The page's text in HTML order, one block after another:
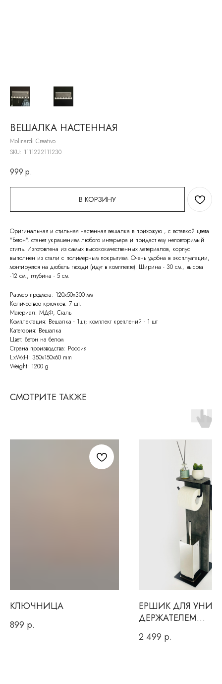
ВЕШАЛКА НАСТЕННАЯ
Molinardi Creativo
SKU: 1111222111230
999 р.
В КОРЗИНУ
Оригинальная и стильная настенная вешалка в прихожую , с вставкой цвета
"Бетон", станет украшением любого интерьера и придаст ему неповторимый
стиль. Изготовлена из самых высококачественных материалов, корпус
выполнен из стали с полимерным покрытием. Очень удобна в эксплуатации,
монтируется на дюбель гвозди (идут в комплекте). Ширина - 30 см., высота
-12 см., глубина - 5 см.
Размер предмета: 120х50х300 мм
Количествоо крючков: 7 шт.
Материал: МДФ, Сталь
Комплектация: Вешалка - 1шт; комплект креплений - 1 шт
Категория: Вешалка
Цвет: бетон на белом
Страна производства: Россия
LxWxH: 350x150x60 mm
Weight: 1200 g
СМОТРИТЕ ТАКЖЕ
КЛЮЧНИЦА
899 р.
ЕРШИК ДЛЯ
ДЕРЖАТЕЛЕМ
2 499 р.